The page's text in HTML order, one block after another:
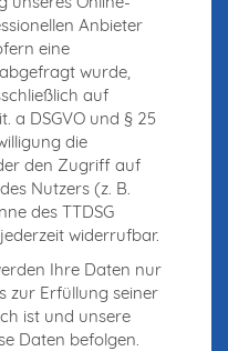
Anbieter
eine
wurde,
auf
a DSGVO und § 25
die
den Zugriff auf
Nutzers (z. B.
des TTDSG
widerrufbar.
Ihre Daten nur
zur Erfüllung seiner
ist und unsere
Daten befolgen.